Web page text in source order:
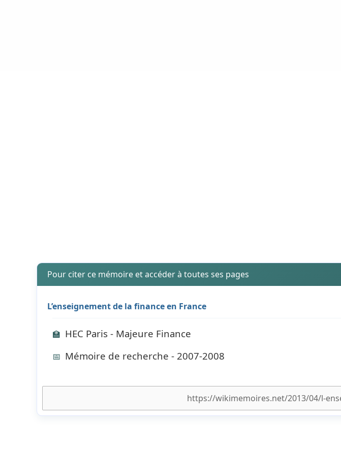
Pour citer ce mémoire et accéder à toutes ses pages
L’enseignement de la finance en France
🏫 HEC Paris - Majeure Finance
📅 Mémoire de recherche - 2007-2008